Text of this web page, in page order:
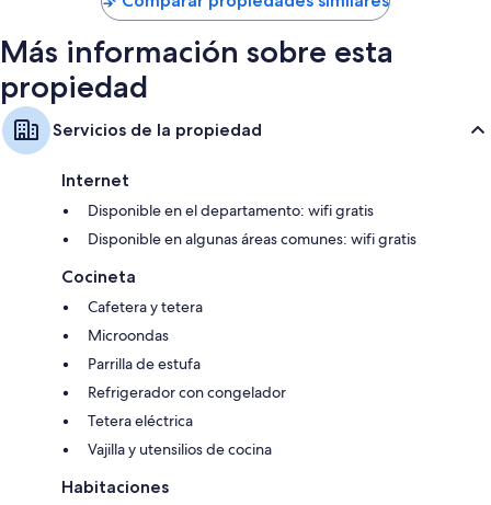
Más información sobre esta
propiedad
Servicios de la propiedad
Internet
Disponible en el departamento: wifi gratis
Disponible en algunas áreas comunes: wifi gratis
Cocineta
Cafetera y tetera
Microondas
Parrilla de estufa
Refrigerador con congelador
Tetera eléctrica
Vajilla y utensilios de cocina
Habitaciones